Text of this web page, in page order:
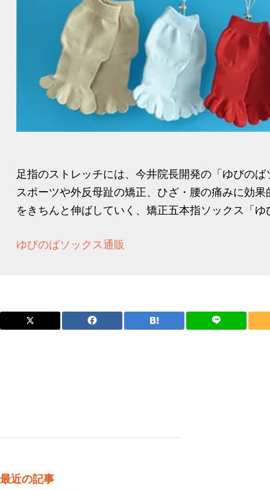
足指のストレッチには、今井院長開発の「ゆびの
スポーツや外反母趾の矯正、ひざ・腰の痛みに効
をきちんと伸ばしていく、矯正五本指ソックス「
ゆびのばソックス通販
最近の記事